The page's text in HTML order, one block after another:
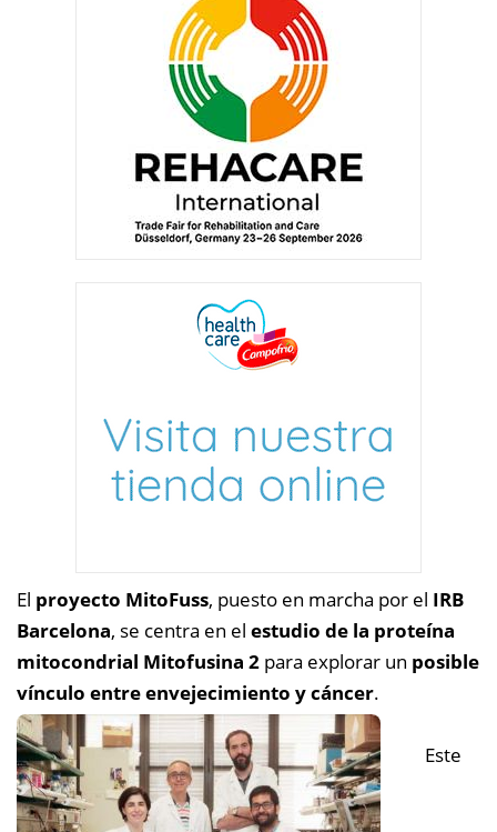
El proyecto MitoFuss, puesto en marcha por el IRB
Barcelona, se centra en el estudio de la proteína
mitocondrial Mitofusina 2 para explorar un posible
vínculo entre envejecimiento y cáncer.
Este